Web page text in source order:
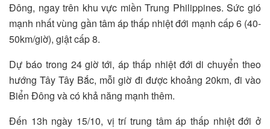
Đông, ngay trên khu vực miền Trung Philippines. Sức gió
mạnh nhất vùng gần tâm áp thấp nhiệt đới mạnh cấp 6 (40-
50km/giờ), giật cấp 8.
Dự báo trong 24 giờ tới, áp thấp nhiệt đới di chuyển theo
hướng Tây Tây Bắc, mỗi giờ đi được khoảng 20km, đi vào
Biển Đông và có khả năng mạnh thêm.
Đến 13h ngày 15/10, vị trí trung tâm áp thấp nhiệt đới ở